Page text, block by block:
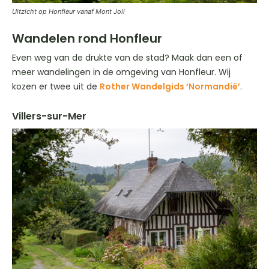
Uitzicht op Honfleur vanaf Mont Joli
Wandelen rond Honfleur
Even weg van de drukte van de stad? Maak dan een of
meer wandelingen in de omgeving van Honfleur. Wij
kozen er twee uit de Rother Wandelgids ‘Normandië’.
Villers-sur-Mer